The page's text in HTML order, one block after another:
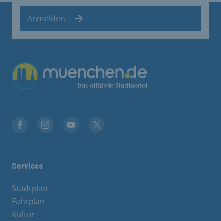
Anmelden
Übergreifende Links
Services
Stadtplan
Fahrplan
Kultur